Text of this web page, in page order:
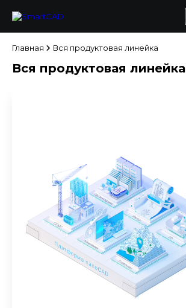
Главная Вся продуктовая линейка
Вся продуктовая линейка